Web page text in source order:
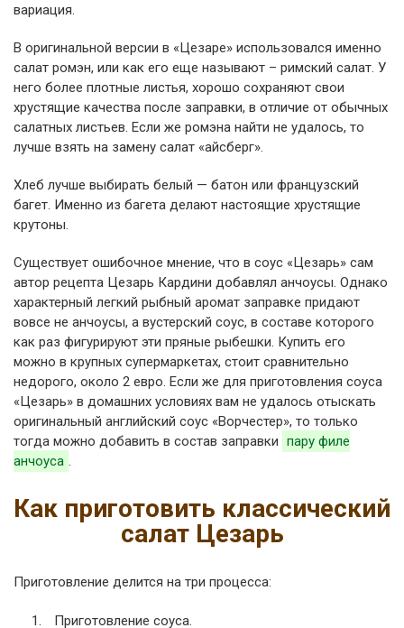
вариация.
В оригинальной версии в «Цезаре» использовался именно
салат ромэн, или как его еще называют – римский салат. У
него более плотные листья, хорошо сохраняют свои
хрустящие качества после заправки, в отличие от обычных
салатных листьев. Если же ромэна найти не удалось, то
лучше взять на замену салат «айсберг».
Хлеб лучше выбирать белый — батон или французский
багет. Именно из багета делают настоящие хрустящие
крутоны.
Существует ошибочное мнение, что в соус «Цезарь» сам
автор рецепта Цезарь Кардини добавлял анчоусы. Однако
характерный легкий рыбный аромат заправке придают
вовсе не анчоусы, а вустерский соус, в составе которого
как раз фигурируют эти пряные рыбешки. Купить его
можно в крупных супермаркетах, стоит сравнительно
недорого, около 2 евро. Если же для приготовления соуса
«Цезарь» в домашних условиях вам не удалось отыскать
оригинальный английский соус «Ворчестер», то только
тогда можно добавить в состав заправки пару филе
анчоуса .
Как приготовить классический
салат Цезарь
Приготовление делится на три процесса:
Приготовление соуса.